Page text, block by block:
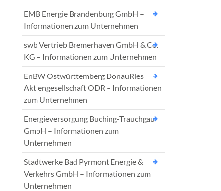
EMB Energie Brandenburg GmbH –
Informationen zum Unternehmen
swb Vertrieb Bremerhaven GmbH & Co.
KG – Informationen zum Unternehmen
EnBW Ostwürttemberg DonauRies
Aktiengesellschaft ODR – Informationen
zum Unternehmen
Energieversorgung Buching-Trauchgau
GmbH – Informationen zum
Unternehmen
Stadtwerke Bad Pyrmont Energie &
Verkehrs GmbH – Informationen zum
Unternehmen